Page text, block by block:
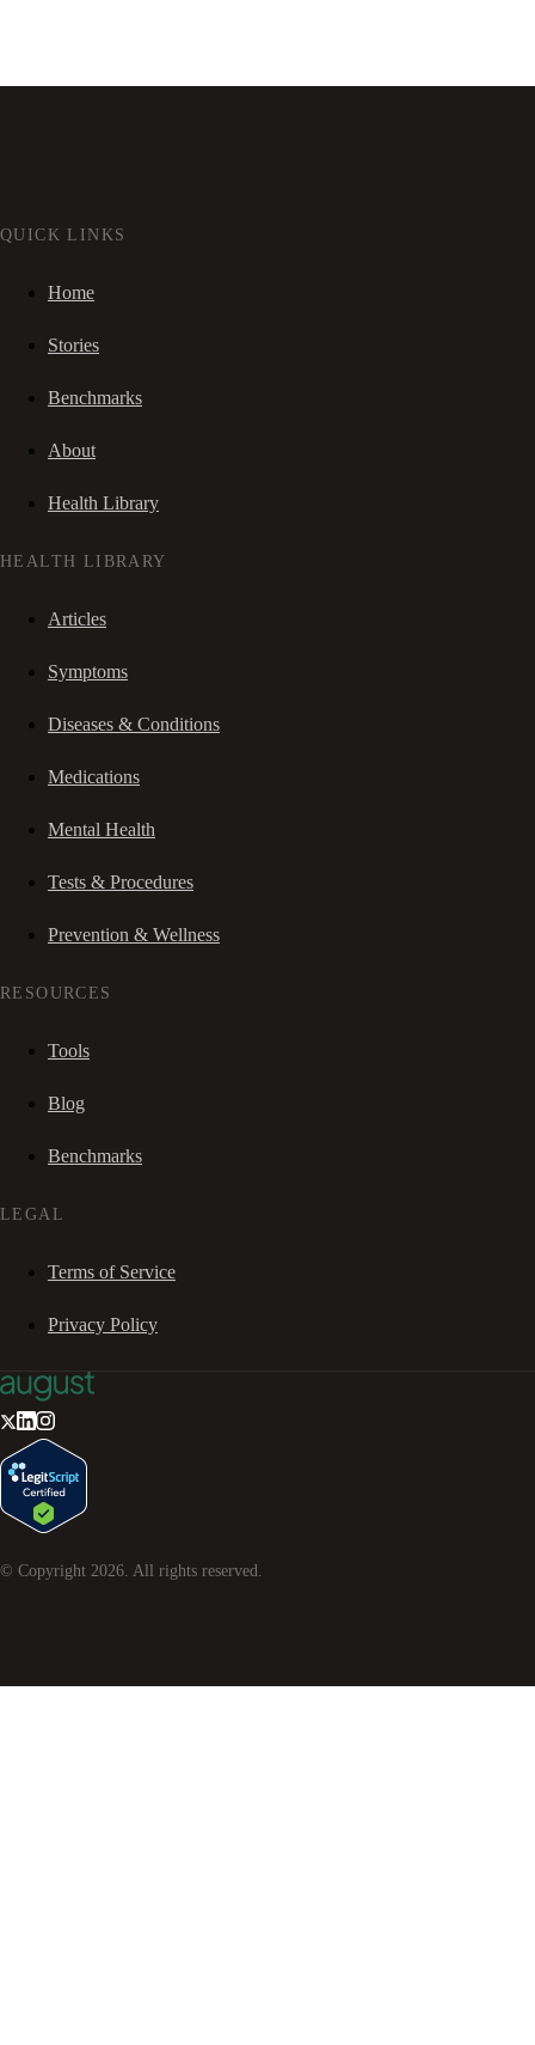
QUICK LINKS
Home
Stories
Benchmarks
About
Health Library
HEALTH LIBRARY
Articles
Symptoms
Diseases & Conditions
Medications
Mental Health
Tests & Procedures
Prevention & Wellness
RESOURCES
Tools
Blog
Benchmarks
LEGAL
Terms of Service
Privacy Policy
© Copyright 2026 . All rights reserved.